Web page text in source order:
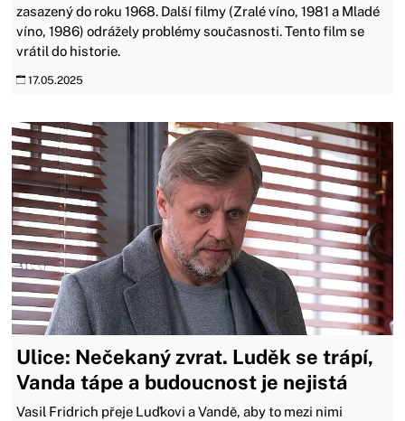
zasazený do roku 1968. Další filmy (Zralé víno, 1981 a Mladé
víno, 1986) odrážely problémy současnosti. Tento film se
vrátil do historie.
17.05.2025
Ulice: Nečekaný zvrat. Luděk se trápí,
Vanda tápe a budoucnost je nejistá
Vasil Fridrich přeje Luďkovi a Vandě, aby to mezi nimi